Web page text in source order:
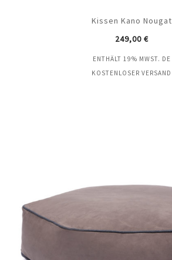
Kissen Kano Nougat
249,00 €
ENTHÄLT 19% MWST. DE
KOSTENLOSER VERSAND